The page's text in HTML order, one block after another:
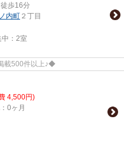
徒歩16分
内町 ２丁目
： 2室
載500件以上♪◆
4,500円)
0ヶ月